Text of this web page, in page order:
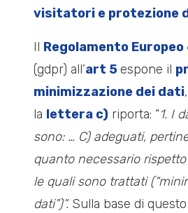
visitatori e protezione
Il Regolamento
(gdpr) all’art 5espone il
minimizzazione dei dati
la lettera c) riporta: “1. I
sono: … C) adeguati,
quanto necessario
le quali sono trattati
dati”)”.Sulla base di